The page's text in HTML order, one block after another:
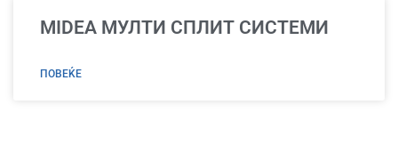
MIDEA МУЛТИ СПЛИТ СИСТЕМИ
ПОВЕЌЕ